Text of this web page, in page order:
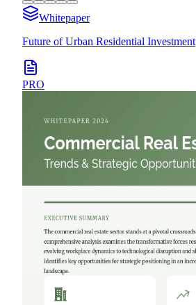
Whitepaper
Future of Urban Residential Investment
PRO